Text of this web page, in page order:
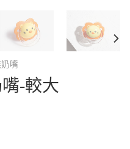
嘴
-較大